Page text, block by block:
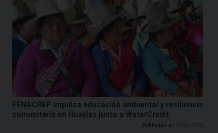
FENACREP impulsa educación ambiental y resiliencia
comunitaria en Huaylas junto a WaterCredit
Publicado el: 12/06/2026